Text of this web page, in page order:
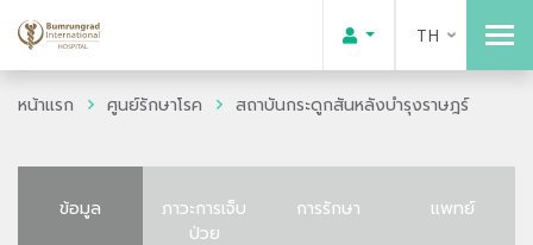
TH
หน้าแรก ศูนย์รักษาโรค สถาบันกระดูกสันหลังบำรุงราษฎร์
ข้อมูล
ภาวะการเจ็บ
ป่วย
การรักษา แพทย์